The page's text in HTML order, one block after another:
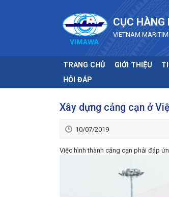
CỤC HÀNG
VIETNAM
TRANG CHỦ GIỚI THIỆU
HỎI ĐÁP
Xây dựng cảng cạn ở
10/07/2019
Việc hình thành cảng cạn phải đáp